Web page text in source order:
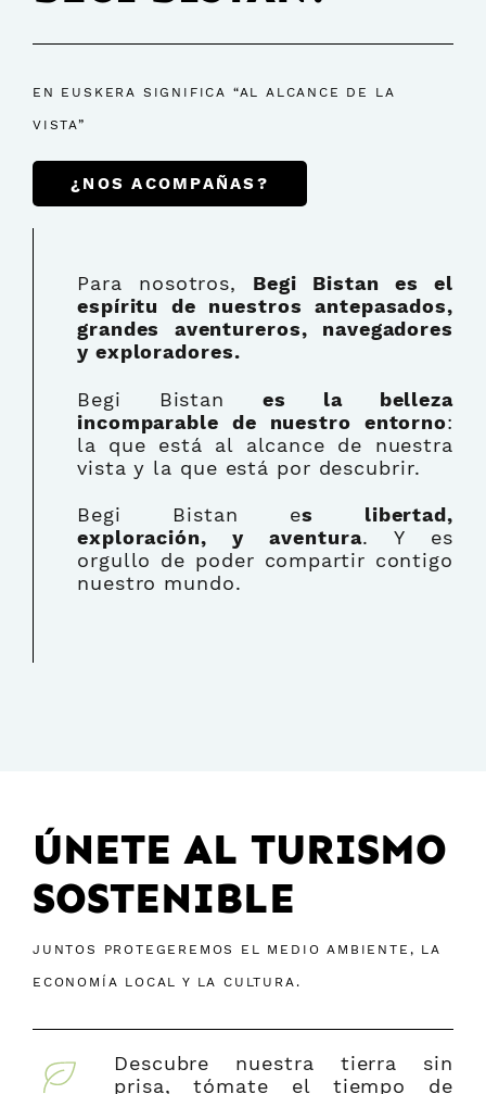
EN EUSKERA SIGNIFICA “AL ALCANCE DE LA
VISTA”
¿NOS ACOMPAÑAS?
Para nosotros, Begi Bistan es el
espíritu de nuestros antepasados,
grandes aventureros, navegadores
y exploradores.
Begi Bistanes la belleza
incomparable de nuestro entorno:
la que está al alcance de nuestra
vista y la que está por descubrir.
Begi Bistan es libertad,
exploración, y aventura. Y es
orgullo de poder compartir contigo
nuestro mundo.
ÚNETE AL TURISMO
SOSTENIBLE
JUNTOS PROTEGEREMOS EL MEDIO AMBIENTE, LA
ECONOMÍA LOCAL Y LA CULTURA.
Descubre nuestra tierra sin
prisa, tómate el tiempo de